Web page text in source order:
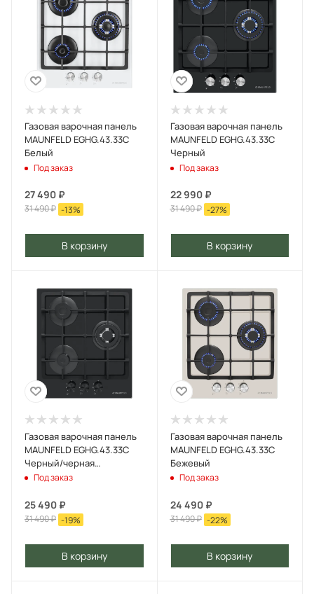
Газовая варочная панель
MAUNFELD EGHG.43.33C
Белый
Под заказ
27 490 ₽
31 490₽ -13%
В корзину
Газовая варочная панель
MAUNFELD EGHG.43.33C
Черный
Под заказ
22 990₽
31 490₽ -27%
В корзину
Газовая варочная панель
MAUNFELD EGHG.43.33C
Черный/черная
фурнитура
Под заказ
25 490 ₽
31 490₽ -19%
В корзину
Газовая варочная панель
MAUNFELD EGHG.43.33C
Бежевый
Под заказ
24 490₽
31 490₽ -22%
В корзину